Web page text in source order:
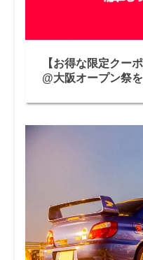
【お得な限定クー
@大阪オープン祭を